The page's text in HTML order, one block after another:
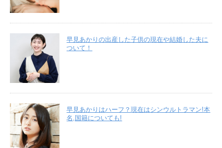
早見あかりの出産した子供の現在や結婚した夫に
ついて！
早見あかりはハーフ？現在はシンウルトラマン!本
名,国籍についても!